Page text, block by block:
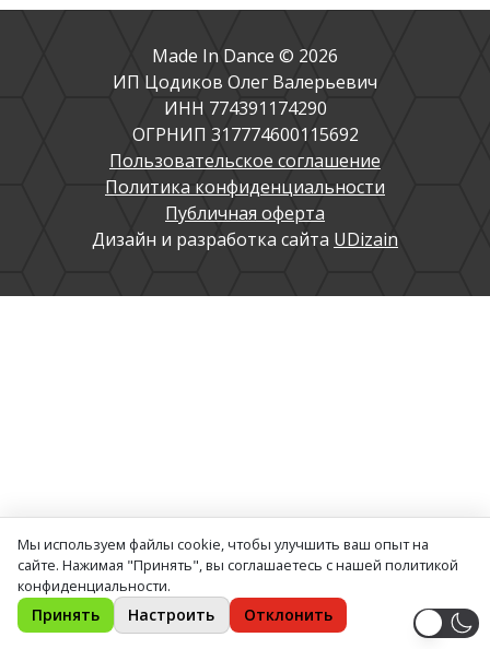
Made In Dance © 2026
ИП Цодиков Олег Валерьевич
ИНН 774391174290
ОГРНИП 317774600115692
Пользовательское соглашение
Политика конфиденциальности
Публичная оферта
Дизайн и разработка сайта UDizain
Мы используем файлы cookie, чтобы улучшить ваш опыт на
сайте. Нажимая "Принять", вы соглашаетесь с нашей политикой
конфиденциальности.
Принять Настроить Отклонить